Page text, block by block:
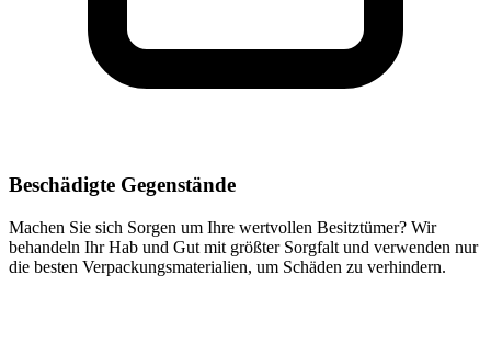
Beschädigte Gegenstände
Machen Sie sich Sorgen um Ihre wertvollen Besitztümer? Wir
behandeln Ihr Hab und Gut mit größter Sorgfalt und verwenden nur
die besten Verpackungsmaterialien, um Schäden zu verhindern.